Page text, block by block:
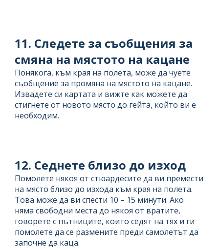
11. Следете за съобщения за
смяна на мястото на кацане
Понякога, към края на полета, може да чуете
съобщение за промяна на мястото на кацане.
Извадете си картата и вижте как можете да
стигнете от новото място до гейта, който ви е
необходим.
12. Седнете близо до изход
Помолете някоя от стюардесите да ви премести
на място близо до изхода към края на полета.
Това може да ви спести 10 – 15 минути. Ако
няма свободни места до някоя от вратите,
говорете с пътниците, които седят на тях и ги
помолете да се размените преди самолетът да
започне да каца.